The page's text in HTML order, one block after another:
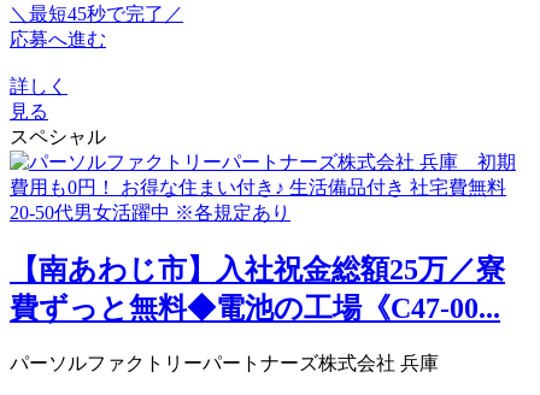
＼最短45秒で完了／
応募へ進む
詳しく
見る
スペシャル
【南あわじ市】入社祝金総額25万／寮
費ずっと無料◆電池の工場《C47-00...
パーソルファクトリーパートナーズ株式会社 兵庫